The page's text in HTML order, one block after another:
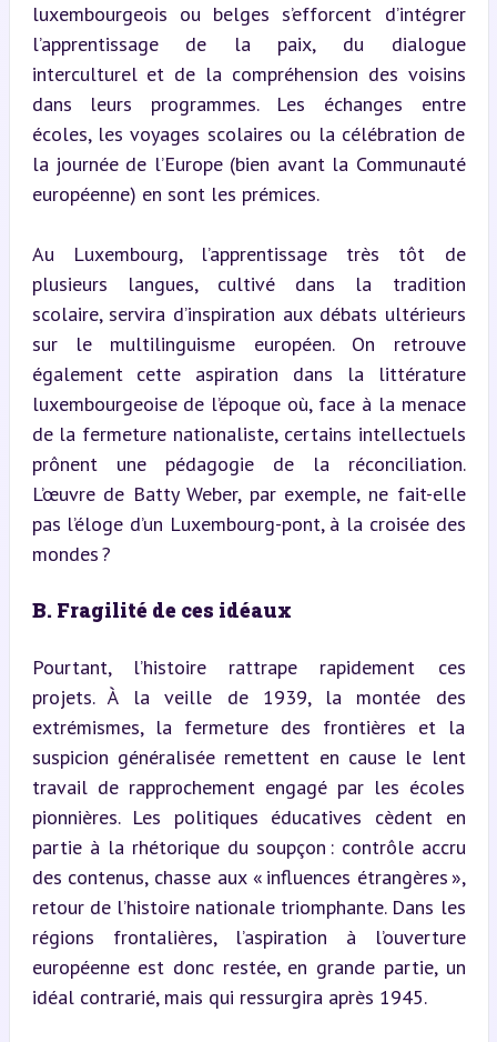
luxembourgeois ou belges s’efforcent d’intégrer
l’apprentissage de la paix, du dialogue
interculturel et de la compréhension des voisins
dans leurs programmes. Les échanges entre
écoles, les voyages scolaires ou la célébration de
la journée de l’Europe (bien avant la Communauté
européenne) en sont les prémices.
Au Luxembourg, l’apprentissage très tôt de
plusieurs langues, cultivé dans la tradition
scolaire, servira d’inspiration aux débats ultérieurs
sur le multilinguisme européen. On retrouve
également cette aspiration dans la littérature
luxembourgeoise de l’époque où, face à la menace
de la fermeture nationaliste, certains intellectuels
prônent une pédagogie de la réconciliation.
L’œuvre de Batty Weber, par exemple, ne fait-elle
pas l’éloge d’un Luxembourg-pont, à la croisée des
mondes ?
B. Fragilité de ces idéaux
Pourtant, l’histoire rattrape rapidement ces
projets. À la veille de 1939, la montée des
extrémismes, la fermeture des frontières et la
suspicion généralisée remettent en cause le lent
travail de rapprochement engagé par les écoles
pionnières. Les politiques éducatives cèdent en
partie à la rhétorique du soupçon : contrôle accru
des contenus, chasse aux « influences étrangères »,
retour de l’histoire nationale triomphante. Dans les
régions frontalières, l’aspiration à l’ouverture
européenne est donc restée, en grande partie, un
idéal contrarié, mais qui ressurgira après 1945.